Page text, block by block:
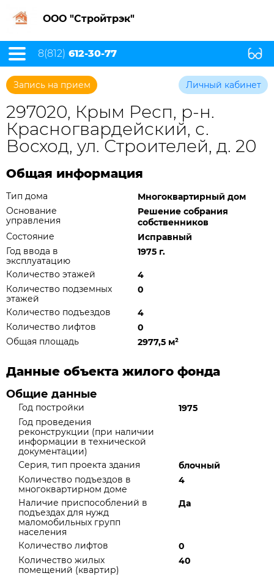
ООО "Стройтрэк"
8(812) 612-30-77
Запись на прием Личный кабинет
297020, Крым Респ, р-н.
Красногвардейский, с.
Восход, ул. Строителей, д. 20
Общая информация
Тип дома
Многоквартирный дом
Основание
управления
Решение собрания
собственников
Состояние
Исправный
Год ввода в
эксплуатацию
1975 г.
Количество этажей
4
Количество подземных
этажей
0
Количество подъездов
4
Количество лифтов
0
Общая площадь
2977,5 м²
Данные объекта жилого фонда
Общие данные
Год постройки
1975
Год проведения
реконструкции (при наличии
информации в технической
документации)
Серия, тип проекта здания
блочный
Количество подъездов в
многоквартирном доме
4
Наличие приспособлений в
подъездах для нужд
маломобильных групп
населения
Да
Количество лифтов
0
Количество жилых
помещений (квартир)
40